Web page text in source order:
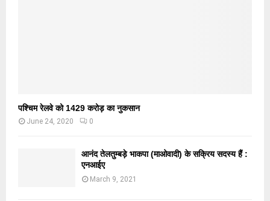
पश्चिम रेलवे को 1429 करोड़ का नुकसान
June 24, 2020 0
आनंद तेलतुम्बड़े भाकपा (माओवादी) के सक्रिय सदस्य हैं :
एनआईए
March 9, 2021